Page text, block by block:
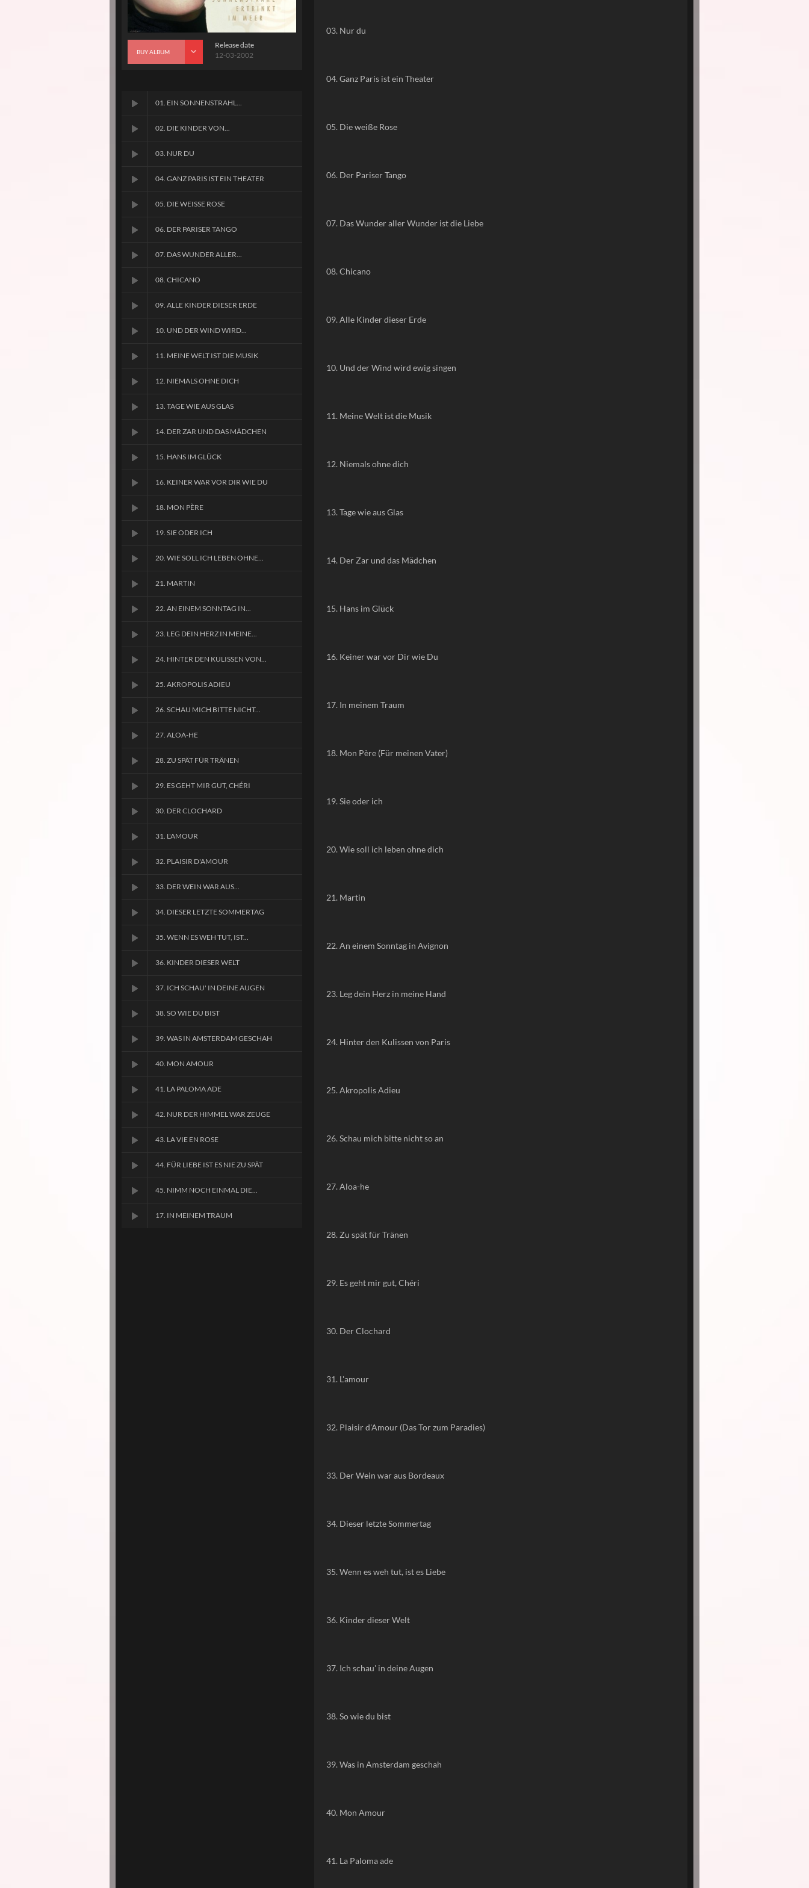
BUY ALBUM
Release date
12-03-2002
01. EIN SONNENSTRAHL...
02. DIE KINDER VON...
03. NUR DU
04. GANZ PARIS IST EIN THEATER
05. DIE WEISSE ROSE
06. DER PARISER TANGO
07. DAS WUNDER ALLER...
08. CHICANO
09. ALLE KINDER DIESER ERDE
10. UND DER WIND WIRD...
11. MEINE WELT IST DIE MUSIK
12. NIEMALS OHNE DICH
13. TAGE WIE AUS GLAS
14. DER ZAR UND DAS MÄDCHEN
15. HANS IM GLÜCK
16. KEINER WAR VOR DIR WIE DU
18. MON PÈRE
19. SIE ODER ICH
20. WIE SOLL ICH LEBEN OHNE...
21. MARTIN
22. AN EINEM SONNTAG IN...
23. LEG DEIN HERZ IN MEINE...
24. HINTER DEN KULISSEN VON...
25. AKROPOLIS ADIEU
26. SCHAU MICH BITTE NICHT...
27. ALOA-HE
28. ZU SPÄT FÜR TRÄNEN
29. ES GEHT MIR GUT, CHÉRI
30. DER CLOCHARD
31. L'AMOUR
32. PLAISIR D'AMOUR
33. DER WEIN WAR AUS...
34. DIESER LETZTE SOMMERTAG
35. WENN ES WEH TUT, IST...
36. KINDER DIESER WELT
37. ICH SCHAU' IN DEINE AUGEN
38. SO WIE DU BIST
39. WAS IN AMSTERDAM GESCHAH
40. MON AMOUR
41. LA PALOMA ADE
42. NUR DER HIMMEL WAR ZEUGE
43. LA VIE EN ROSE
44. FÜR LIEBE IST ES NIE ZU SPÄT
45. NIMM NOCH EINMAL DIE...
17. IN MEINEM TRAUM
03. Nur du
04. Ganz Paris ist ein Theater
05. Die weiße Rose
06. Der Pariser Tango
07. Das Wunder aller Wunder ist die Liebe
08. Chicano
09. Alle Kinder dieser Erde
10. Und der Wind wird ewig singen
11. Meine Welt ist die Musik
12. Niemals ohne dich
13. Tage wie aus Glas
14. Der Zar und das Mädchen
15. Hans im Glück
16. Keiner war vor Dir wie Du
17. In meinem Traum
18. Mon Père (Für meinen Vater)
19. Sie oder ich
20. Wie soll ich leben ohne dich
21. Martin
22. An einem Sonntag in Avignon
23. Leg dein Herz in meine Hand
24. Hinter den Kulissen von Paris
25. Akropolis Adieu
26. Schau mich bitte nicht so an
27. Aloa-he
28. Zu spät für Tränen
29. Es geht mir gut, Chéri
30. Der Clochard
31. L'amour
32. Plaisir d'Amour (Das Tor zum Paradies)
33. Der Wein war aus Bordeaux
34. Dieser letzte Sommertag
35. Wenn es weh tut, ist es Liebe
36. Kinder dieser Welt
37. Ich schau' in deine Augen
38. So wie du bist
39. Was in Amsterdam geschah
40. Mon Amour
41. La Paloma ade